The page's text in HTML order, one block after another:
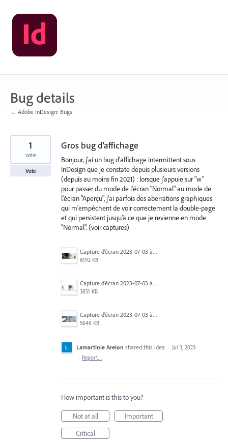
Skip
to
content
Bug details
← Adobe InDesign: Bugs
Gros bug d'affichage
Bonjour, j'ai un bug d'affichage intermittent sous
InDesign que je constate depuis plusieurs versions
(depuis au moins fin 2021) : lorsque j'appuie sur "w"
pour passer du mode de l'écran "Normal" au mode de
l'écran "Aperçu", j'ai parfois des aberrations graphiques
qui m'empêchent de voir correctement la double-page
et qui persistent jusqu'à ce que je revienne en mode
"Normal". (voir captures)
Capture d’écran 2023-07-03 à 11.28.47.png
6192 KB
Capture d’écran 2023-07-03 à 11.29.43.png
3851 KB
Capture d’écran 2023-07-03 à 11.28.15.png
5646 KB
1
vote
Vote
Lamartinie Areion shared this idea · Jul 3, 2023
· Report…
How important is this to you?
Not at all
Important
Critical